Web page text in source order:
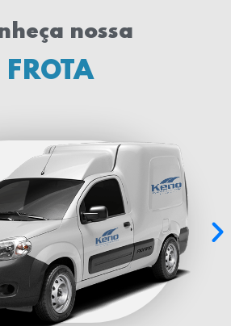
nossa
FROTA